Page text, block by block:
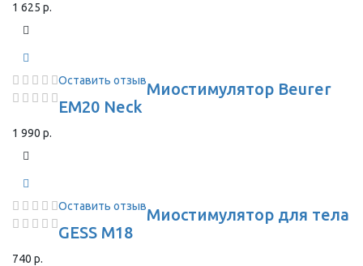
1 625 р.
Оставить отзывМиостимулятор Beurer
EM20 Neck
1 990 р.
Оставить отзывМиостимулятор для тела
GESS M18
740 р.